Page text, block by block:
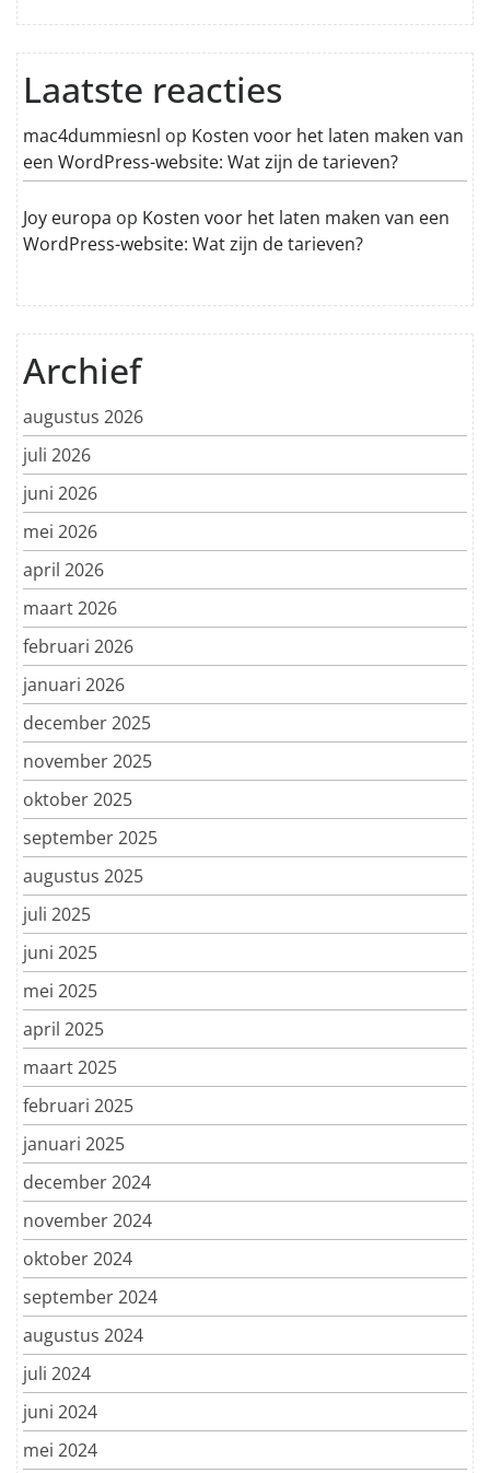
Laatste reacties
mac4dummiesnl op Kosten voor het laten maken van
een WordPress-website: Wat zijn de tarieven?
Joy europa op Kosten voor het laten maken van een
WordPress-website: Wat zijn de tarieven?
Archief
augustus 2026
juli 2026
juni 2026
mei 2026
april 2026
maart 2026
februari 2026
januari 2026
december 2025
november 2025
oktober 2025
september 2025
augustus 2025
juli 2025
juni 2025
mei 2025
april 2025
maart 2025
februari 2025
januari 2025
december 2024
november 2024
oktober 2024
september 2024
augustus 2024
juli 2024
juni 2024
mei 2024